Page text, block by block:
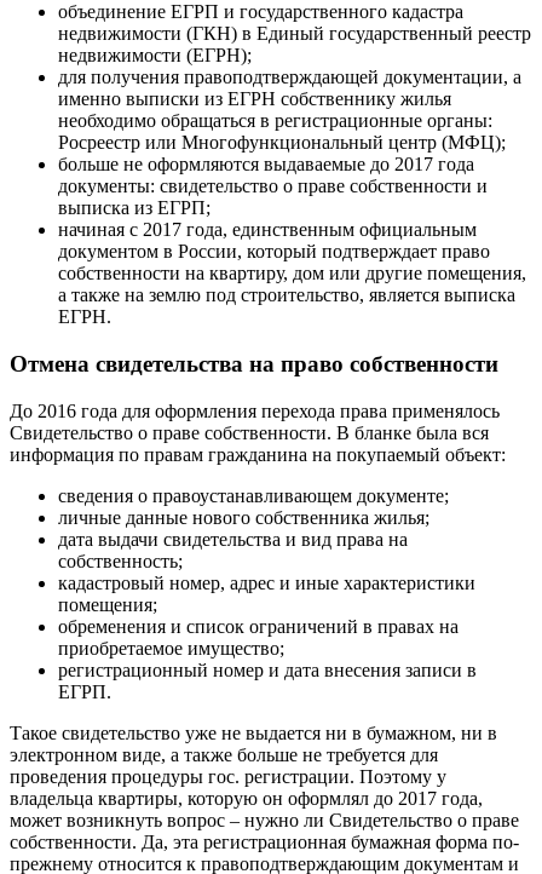
объединение ЕГРП и государственного кадастра
недвижимости (ГКН) в Единый государственный реестр
недвижимости (ЕГРН);
для получения правоподтверждающей документации, а
именно выписки из ЕГРН собственнику жилья
необходимо обращаться в регистрационные органы:
Росреестр или Многофункциональный центр (МФЦ);
больше не оформляются выдаваемые до 2017 года
документы: свидетельство о праве собственности и
выписка из ЕГРП;
начиная с 2017 года, единственным официальным
документом в России, который подтверждает право
собственности на квартиру, дом или другие помещения,
а также на землю под строительство, является выписка
ЕГРН.
Отмена свидетельства на право собственности
До 2016 года для оформления перехода права применялось
Свидетельство о праве собственности. В бланке была вся
информация по правам гражданина на покупаемый объект:
сведения о правоустанавливающем документе;
личные данные нового собственника жилья;
дата выдачи свидетельства и вид права на
собственность;
кадастровый номер, адрес и иные характеристики
помещения;
обременения и список ограничений в правах на
приобретаемое имущество;
регистрационный номер и дата внесения записи в
ЕГРП.
Такое свидетельство уже не выдается ни в бумажном, ни в
электронном виде, а также больше не требуется для
проведения процедуры гос. регистрации. Поэтому у
владельца квартиры, которую он оформлял до 2017 года,
может возникнуть вопрос – нужно ли Свидетельство о праве
собственности. Да, эта регистрационная бумажная форма по-
прежнему относится к правоподтверждающим документам и